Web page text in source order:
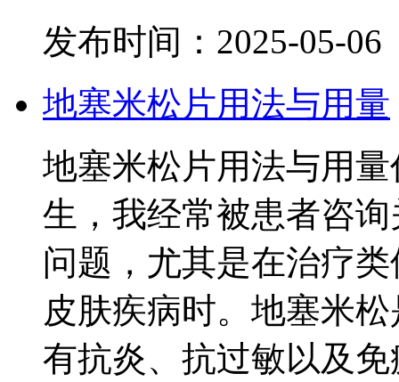
发布时间：2025-05-06
地塞米松片用法与用量
地塞米松片用法与用
生，我经常被患者咨
问题，尤其是在治疗
皮肤疾病时。地塞米
有抗炎、抗过敏以及